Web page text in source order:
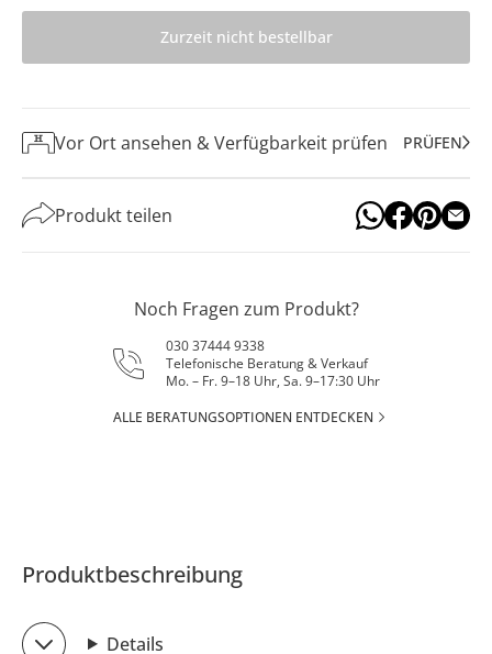
Zurzeit nicht bestellbar
Vor Ort ansehen & Verfügbarkeit prüfen PRÜFEN
Produkt teilen
Noch Fragen zum Produkt?
030 37444 9338
Telefonische Beratung & Verkauf
Mo. – Fr. 9–18 Uhr, Sa. 9–17:30 Uhr
ALLE BERATUNGSOPTIONEN ENTDECKEN
Produktbeschreibung
Details